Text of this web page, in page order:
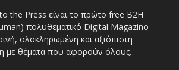
the Press είναι το πρώτο free Β2Η
πολυθεματικό Digital Magazino
ολοκληρωμένη και αξιόπιστη
με θέματα που αφορούν όλους.